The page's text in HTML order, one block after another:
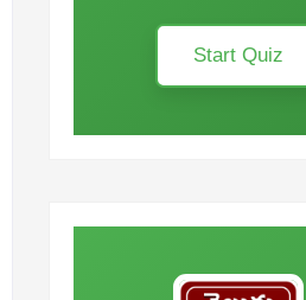
Start Quiz